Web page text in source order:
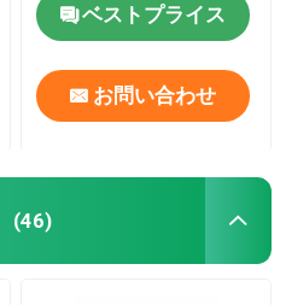
ベストプライス
お問い合わせ
(46)